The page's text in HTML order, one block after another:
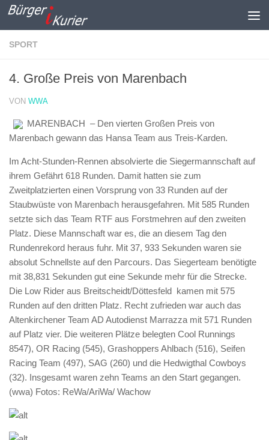
Zum Inhalt springen
SPORT
4. Große Preis von Marenbach
VON WWA
MARENBACH – Den vierten Großen Preis von
Marenbach gewann das Hansa Team aus Treis-Karden.
Im Acht-Stunden-Rennen absolvierte die Siegermannschaft auf
ihrem Gefährt 618 Runden. Damit hatten sie zum
Zweitplatzierten einen Vorsprung von 33 Runden auf der
Staubwüste von Marenbach herausgefahren. Mit 585 Runden
setzte sich das Team RTF aus Forstmehren auf den zweiten
Platz. Diese Mannschaft war es, die an diesem Tag den
Rundenrekord heraus fuhr. Mit 37, 933 Sekunden waren sie
absolut Schnellste auf den Parcours. Das Siegerteam benötigte
mit 38,831 Sekunden gut eine Sekunde mehr für die Strecke.
Die Low Rider aus Breitscheidt/Döttesfeld kamen mit 575
Runden auf den dritten Platz. Recht zufrieden war auch das
Altenkirchener Team AD Autodienst Marrazza mit 571 Runden
auf Platz vier. Die weiteren Plätze belegten Cool Runnings
8547), OR Racing (545), Grashoppers Ahlbach (516), Seifen
Racing Team (497), SAG (260) und die Hedwigthal Cowboys
(32). Insgesamt waren zehn Teams an den Start gegangen.
(wwa) Fotos: ReWa/AriWa/ Wachow